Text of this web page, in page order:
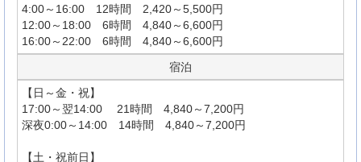
4:00～16:00 12時間 2,420～5,500円
12:00～18:00 6時間 4,840～6,600円
16:00～22:00 6時間 4,840～6,600円
宿泊
【日～金・祝】
17:00～翌14:00 21時間 4,840～7,200円
深夜0:00～14:00 14時間 4,840～7,200円
【土・祝前日】